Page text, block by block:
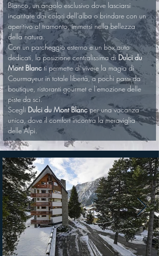
Bianco, un angolo esclusivo dove lasciarsi
incantare dai colori dell’alba o brindare con un
aperitivo al tramonto, immersi nella bellezza
della natura.
Con un parcheggio esterno e un box auto
dedicati, la posizione centralissima di Dulci du
Mont Blanc ti permette di vivere la magia di
Courmayeur in totale libertà, a pochi passi da
boutique, ristoranti gourmet e l’emozione delle
piste da sci.
Scegli Dulci du Mont Blanc per una vacanza
unica, dove il comfort incontra la meraviglia
delle Alpi.